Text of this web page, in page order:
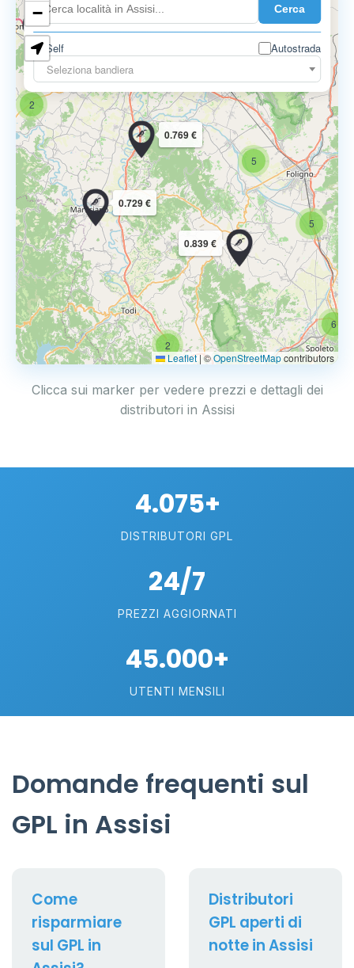
Cerca
Self
Autostrada
Seleziona bandiera
6
5
5
2
2
12
0.839 €
0.729 €
0.719 €
0.769 €
−
Leaflet|©OpenStreetMapcontributors
Clicca sui marker per vedere prezzi e dettagli dei
distributori in Assisi
4.075+
DISTRIBUTORI GPL
24/7
PREZZI AGGIORNATI
45.000+
UTENTI MENSILI
Domande frequenti sul
GPL in Assisi
Come
risparmiare
sul GPL in
Distributori
GPL aperti di
notte in Assisi